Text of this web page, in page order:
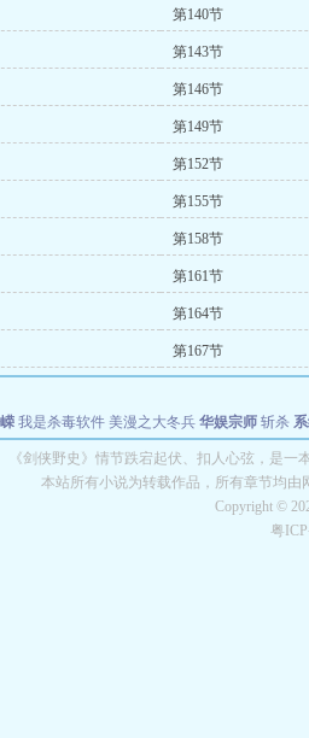
第140节
第143节
第146节
第149节
第152节
第155节
第158节
第161节
第164节
第167节
我是杀毒软件 美漫之大冬兵 华娱宗师 斩杀
万岁 都市全能巨星 绝对交易 全职武神 位面复
《剑侠野史》情节跌宕起伏、扣人心弦，是
本站所有小说为转载作品，所有章节均
Copyright ©
粤